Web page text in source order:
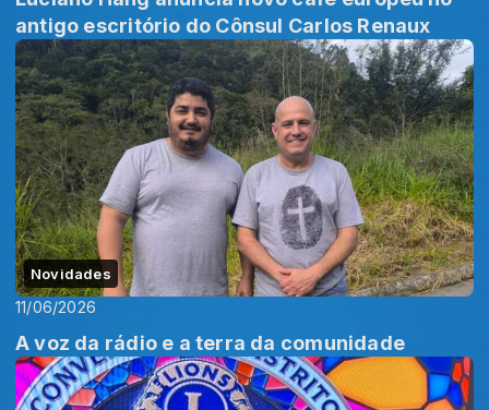
antigo escritório do Cônsul Carlos Renaux
Novidades
11/06/2026
A voz da rádio e a terra da comunidade